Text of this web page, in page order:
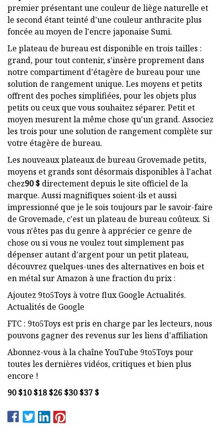
premier présentant une couleur de liège naturelle et
le second étant teinté d'une couleur anthracite plus
foncée au moyen de l'encre japonaise Sumi.
Le plateau de bureau est disponible en trois tailles :
grand, pour tout contenir, s'insère proprement dans
notre compartiment d'étagère de bureau pour une
solution de rangement unique. Les moyens et petits
offrent des poches simplifiées, pour les objets plus
petits ou ceux que vous souhaitez séparer. Petit et
moyen mesurent la même chose qu'un grand. Associez
les trois pour une solution de rangement complète sur
votre étagère de bureau.
Les nouveaux plateaux de bureau Grovemade petits,
moyens et grands sont désormais disponibles à l'achat
chez90 $ directement depuis le site officiel de la
marque. Aussi magnifiques soient-ils et aussi
impressionné que je le sois toujours par le savoir-faire
de Grovemade, c'est un plateau de bureau coûteux. Si
vous n'êtes pas du genre à apprécier ce genre de
chose ou si vous ne voulez tout simplement pas
dépenser autant d'argent pour un petit plateau,
découvrez quelques-unes des alternatives en bois et
en métal sur Amazon à une fraction du prix :
Ajoutez 9to5Toys à votre flux Google Actualités.
Actualités de Google
FTC : 9to5Toys est pris en charge par les lecteurs, nous
pouvons gagner des revenus sur les liens d'affiliation
Abonnez-vous à la chaîne YouTube 9to5Toys pour
toutes les dernières vidéos, critiques et bien plus
encore !
90 $10 $18 $26 $30 $37 $